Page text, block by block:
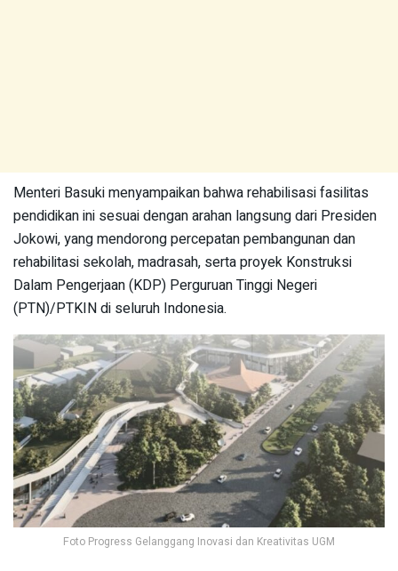
Menteri Basuki menyampaikan bahwa rehabilisasi fasilitas
pendidikan ini sesuai dengan arahan langsung dari Presiden
Jokowi, yang mendorong percepatan pembangunan dan
rehabilitasi sekolah, madrasah, serta proyek Konstruksi
Dalam Pengerjaan (KDP) Perguruan Tinggi Negeri
(PTN)/PTKIN di seluruh Indonesia.
Foto Progress Gelanggang Inovasi dan Kreativitas UGM